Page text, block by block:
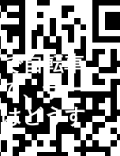
自転車
、サー
どうす